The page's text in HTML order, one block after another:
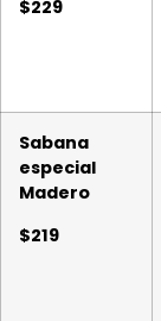
$229
Sabana
especial
Madero
$219